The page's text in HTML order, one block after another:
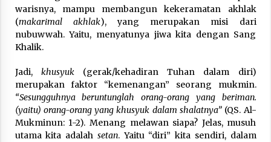
warisnya, mampu membangun kekeramatan akhlak
(makarimal akhlak), yang merupakan misi dari
nubuwwah. Yaitu, menyatunya jiwa kita dengan Sang
Khalik.
Jadi, khusyuk(gerak/kehadiran Tuhan dalam diri)
merupakan faktor “kemenangan” seorang mukmin.
“Sesungguhnya beruntunglah orang-orang yang beriman.
(yaitu) orang-orang yang khusyuk dalam shalatnya”(QS. Al-
Mukminun: 1-2). Menang melawan siapa? Jelas, musuh
utama kita adalah setan. Yaitu “diri” kita sendiri, dalam